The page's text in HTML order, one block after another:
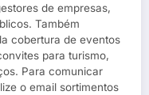
de empresas,
Também
cobertura de eventos
para turismo,
Para comunicar
o email sortimentos